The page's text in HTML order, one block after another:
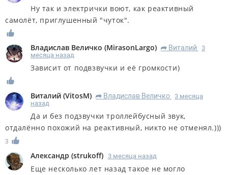
Ну так и электрички воют, как реактивный
самолёт, приглушенный "чуток".
Владислав Величко (MirasonLargo) R Виталий
3
месяца назад
Зависит от подвзвучки и её громкости)
Виталий (VitosM) R Владислав Величко
3 месяца
назад
Да и без подзвучки троллейбусный звук,
отдалённо похожий на реактивный, никто не отменял.)))
3
Александр (strukoff) 3 месяца назад
Еще несколько лет назад такое не могло